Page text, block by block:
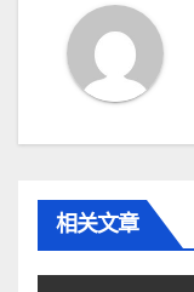
相关文章